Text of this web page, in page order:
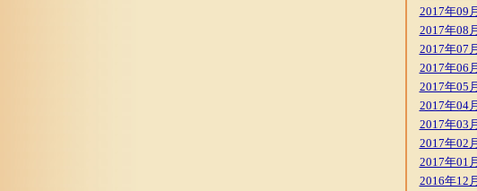
2017年09月
2017年08月
2017年07月
2017年06月
2017年05月
2017年04月
2017年03月
2017年02月
2017年01月
2016年12月